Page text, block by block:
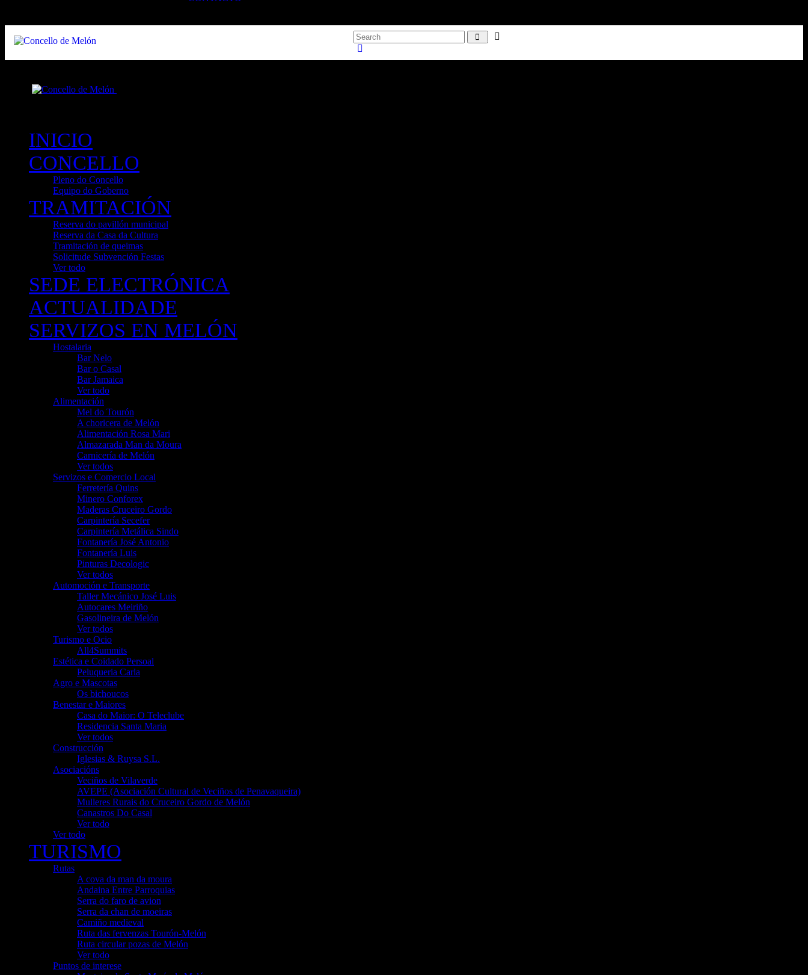
INICIO
CONCELLO
Pleno do Concello
Equipo do Goberno
TRAMITACIÓN
Reserva do pavillón municipal
Reserva da Casa da Cultura
Tramitación de queimas
Solicitude Subvención Festas
Ver todo
SEDE ELECTRÓNICA
ACTUALIDADE
SERVIZOS EN MELÓN
Hostalaria
Bar Nelo
Bar o Casal
Bar Jamaica
Ver todo
Alimentación
Mel do Tourón
A choricera de Melón
Alimentación Rosa Mari
Almazarada Man da Moura
Carnicería de Melón
Ver todos
Servizos e Comercio Local
Ferretería Quins
Minero Conforex
Maderas Cruceiro Gordo
Carpintería Secefer
Carpintería Metálica Sindo
Fontanería José Antonio
Fontanería Luis
Pinturas Decologic
Ver todos
Automoción e Transporte
Taller Mecánico José Luis
Autocares Meiriño
Gasolineira de Melón
Ver todos
Turismo e Ocio
All4Summits
Estética e Coidado Persoal
Peluqueria Carla
Agro e Mascotas
Os bichoucos
Benestar e Maiores
Casa do Maior: O Teleclube
Residencia Santa Maria
Ver todos
Construcción
Iglesias & Ruysa S.L.
Asociacións
Veciños de Vilaverde
AVEPE (Asociación Cultural de Veciños de Penavaqueira)
Mulleres Rurais do Cruceiro Gordo de Melón
Canastros Do Casal
Ver todo
Ver todo
TURISMO
Rutas
A cova da man da moura
Andaina Entre Parroquias
Serra do faro de avion
Serra da chan de moeiras
Camiño medieval
Ruta das fervenzas Tourón-Melón
Ruta circular pozas de Melón
Ver todo
Puntos de interese